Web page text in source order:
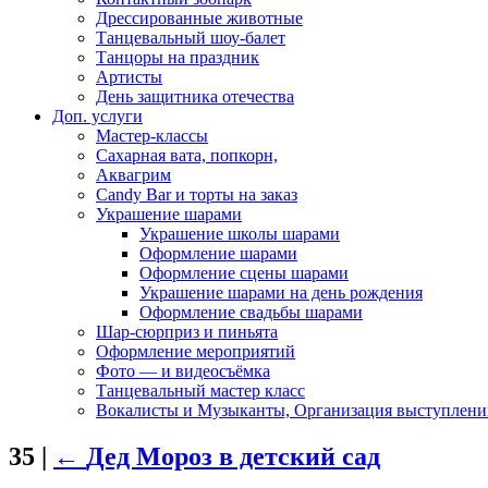
Дрессированные животные
Танцевальный шоу-балет
Танцоры на праздник
Артисты
День защитника отечества
Доп. услуги
Мастер-классы
Сахарная вата, попкорн,
Аквагрим
Candy Bar и торты на заказ
Украшение шарами
Украшение школы шарами
Оформление шарами
Оформление сцены шарами
Украшение шарами на день рождения
Оформление свадьбы шарами
Шар-сюрприз и пиньята
Оформление мероприятий
Фото — и видеосъёмка
Танцевальный мастер класс
Вокалисты и Музыканты, Организация
35 | ← Дед Мороз в детский сад